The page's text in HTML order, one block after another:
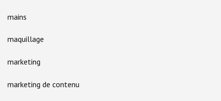
mains
maquillage
marketing
marketing de contenu